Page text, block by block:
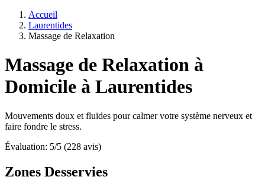
Accueil
Laurentides
Massage de Relaxation
Massage de Relaxation à
Domicile à Laurentides
Mouvements doux et fluides pour calmer votre système nerveux et
faire fondre le stress.
Évaluation: 5/5 (228 avis)
Zones Desservies